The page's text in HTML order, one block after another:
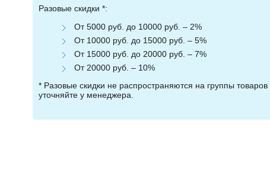
Разовые скидки *:
От 5000 руб. до 10000 руб. – 2%
От 10000 руб. до 15000 руб. – 5%
От 15000 руб. до 20000 руб. – 7%
От 20000 руб. – 10%
* Разовые скидки не распространяются на группы
уточняйте у менеджера.